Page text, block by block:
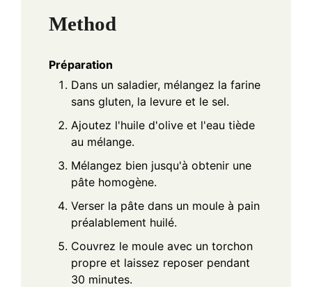
Method
Préparation
Dans un saladier, mélangez la farine
sans gluten, la levure et le sel.
Ajoutez l'huile d'olive et l'eau tiède
au mélange.
Mélangez bien jusqu'à obtenir une
pâte homogène.
Verser la pâte dans un moule à pain
préalablement huilé.
Couvrez le moule avec un torchon
propre et laissez reposer pendant
30 minutes.